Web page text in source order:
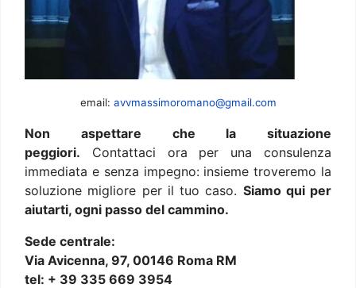
email: avvmassimoromano@gmail.com
Non aspettare che la situazione
peggiori. Contattaci ora per una consulenza
immediata e senza impegno: insieme troveremo la
soluzione migliore per il tuo caso. Siamo qui per
aiutarti, ogni passo del cammino.
Sede centrale:
Via Avicenna, 97, 00146 Roma RM
tel: + 39 335 669 3954